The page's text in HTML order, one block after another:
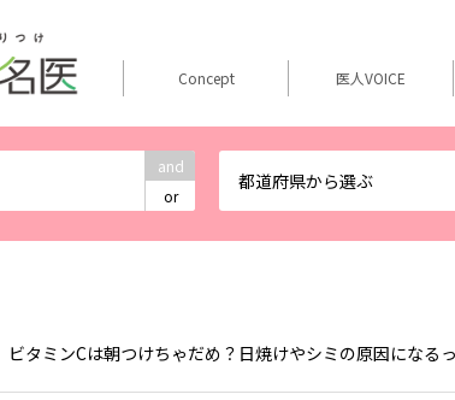
and
or
都道府県から選ぶ
Concept 医人VOICE
ビタミンCは朝つけちゃだめ？日焼けやシミの原因になる